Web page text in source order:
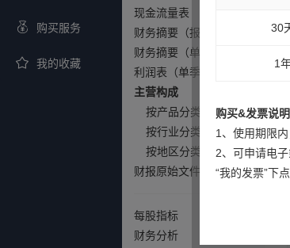
购买服务
我的收藏
现金流量表
财务摘要（报告期）
财务摘要（单季度）
利润表（单季度）
主营构成
按产品分类
按行业分类
按地区分类
财报原始文件（PDF）
每股指标
财务分析
30
1
购买&发票说明
1、使用期限
2、可申请电
“我的发票”下